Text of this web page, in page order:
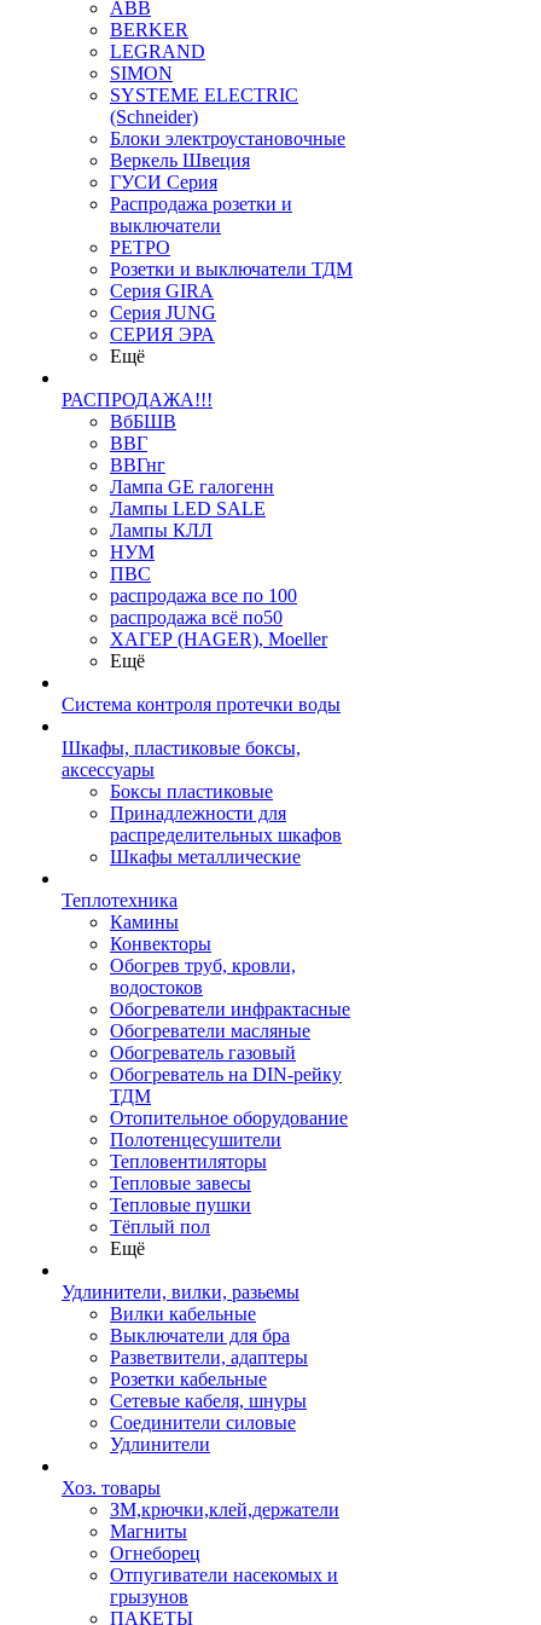
ABB
BERKER
LEGRAND
SIMON
SYSTEME ELECTRIC
(Schneider)
Блоки электроустановочные
Веркель Швеция
ГУСИ Серия
Распродажа розетки и
выключатели
РЕТРО
Розетки и выключатели ТДМ
Серия GIRA
Серия JUNG
СЕРИЯ ЭРА
Ещё
РАСПРОДАЖА!!!
ВбБШВ
ВВГ
ВВГнг
Лампа GE галогенн
Лампы LED SALE
Лампы КЛЛ
НУМ
ПВС
распродажа все по 100
распродажа всё по50
ХАГЕР (HAGER), Moeller
Ещё
Система контроля протечки воды
Шкафы, пластиковые боксы,
аксессуары
Боксы пластиковые
Принадлежности для
распределительных шкафов
Шкафы металлические
Теплотехника
Камины
Конвекторы
Обогрев труб, кровли,
водостоков
Обогреватели инфрактасные
Обогреватели масляные
Обогреватель газовый
Обогреватель на DIN-рейку
ТДМ
Отопительное оборудование
Полотенцесушители
Тепловентиляторы
Тепловые завесы
Тепловые пушки
Тёплый пол
Ещё
Удлинители, вилки, разьемы
Вилки кабельные
Выключатели для бра
Разветвители, адаптеры
Розетки кабельные
Сетевые кабеля, шнуры
Соединители силовые
Удлинители
Хоз. товары
ЗМ,крючки,клей,держатели
Магниты
Огнеборец
Отпугиватели насекомых и
грызунов
ПАКЕТЫ